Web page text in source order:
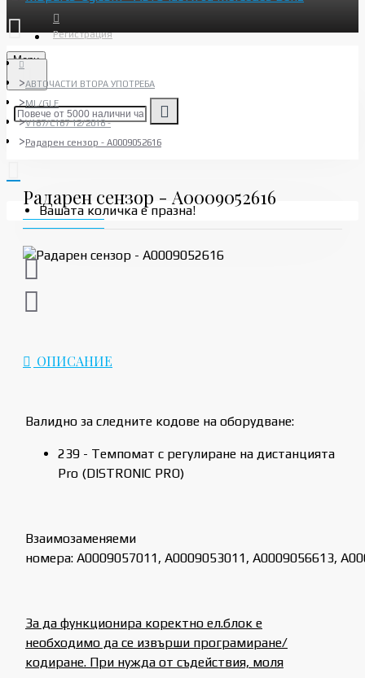
Регистрация
Menu
Вашата количка е празна!
АВТОЧАСТИ ВТОРА УПОТРЕБА
ML/GLE
V167/C167 12/2018 -
Радарен сензор - A0009052616
Радарен сензор - A0009052616
ОПИСАНИЕ
Валидно за следните кодове на оборудване:
239 - Темпомат с регулиране на дистанцията
Pro (DISTRONIC PRO)
Взаимозаменяеми
номера: A0009057011, A0009053011, A0009056613,
За да функционира коректно ел.блок е
необходимо да се извърши програмиране/
кодиране. При нужда от съдействия, моля